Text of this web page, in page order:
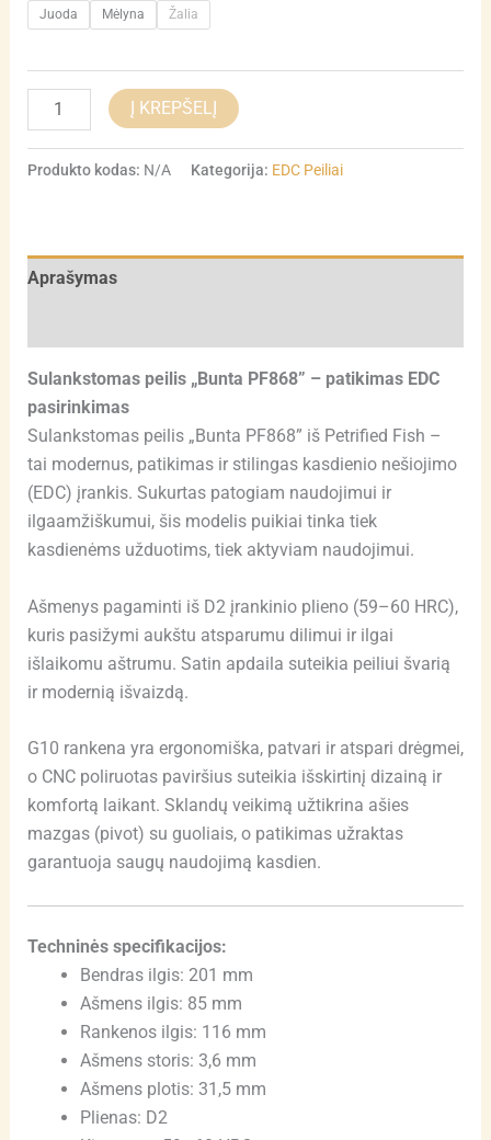
Juoda Mėlyna Žalia
Į KREPŠELĮ
Produkto kodas: N/A Kategorija: EDC Peiliai
Aprašymas
Sulankstomas peilis „Bunta PF868” – patikimas EDC
pasirinkimas
Sulankstomas peilis „Bunta PF868” iš Petrified Fish –
tai modernus, patikimas ir stilingas kasdienio nešiojimo
(EDC) įrankis. Sukurtas patogiam naudojimui ir
ilgaamžiškumui, šis modelis puikiai tinka tiek
kasdienėms užduotims, tiek aktyviam naudojimui.
Ašmenys pagaminti iš D2 įrankinio plieno (59–60 HRC),
kuris pasižymi aukštu atsparumu dilimui ir ilgai
išlaikomu aštrumu. Satin apdaila suteikia peiliui švarią
ir modernią išvaizdą.
G10 rankena yra ergonomiška, patvari ir atspari drėgmei,
o CNC poliruotas paviršius suteikia išskirtinį dizainą ir
komfortą laikant. Sklandų veikimą užtikrina ašies
mazgas (pivot) su guoliais, o patikimas užraktas
garantuoja saugų naudojimą kasdien.
Techninės specifikacijos:
Bendras ilgis: 201 mm
Ašmens ilgis: 85 mm
Rankenos ilgis: 116 mm
Ašmens storis: 3,6 mm
Ašmens plotis: 31,5 mm
Plienas: D2